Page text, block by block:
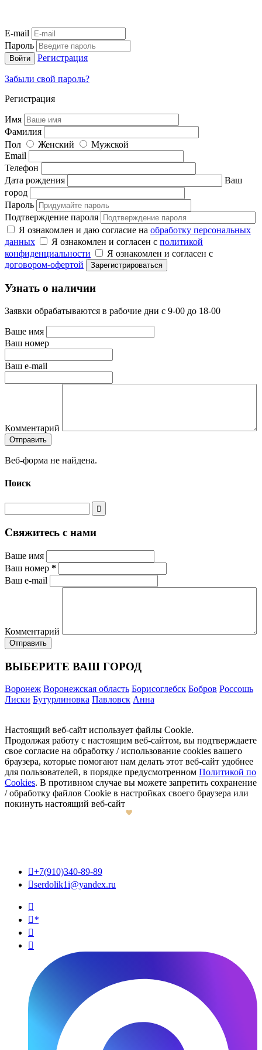
E-mail
Пароль
Регистрация
Забыли свой пароль?
Регистрация
Имя
Фамилия
Пол
Женский
Мужской
Email
Телефон
Дата рождения
Ваш
город
Пароль
Подтверждение пароля
Я ознакомлен и даю согласие на обработку персональных
данных
Я ознакомлен и согласен с политикой
конфиденциальности
Я ознакомлен и согласен с
договором-офертой
Узнать о наличии
Заявки обрабатываются в рабочие дни с 9-00 до 18-00
Ваше имя
Ваш номер
Ваш e-mail
Комментарий
Веб-форма не найдена.
Поиск
Свяжитесь с нами
Ваше имя
Ваш номер *
Ваш e-mail
Комментарий
ВЫБЕРИТЕ ВАШ ГОРОД
Воронеж Воронежская область Борисоглебск Бобров Россошь
Лиски Бутурлиновка Павловск Анна
Настоящий веб-сайт использует файлы Cookie.
Продолжая работу с настоящим веб-сайтом, вы подтверждаете
свое согласие на обработку / использование cookies вашего
браузера, которые помогают нам делать этот веб-сайт удобнее
для пользователей, в порядке предусмотренном Политикой по
Cookies. В противном случае вы можете запретить сохранение
/ обработку файлов Cookie в настройках своего браузера или
покинуть настоящий веб-сайт
+7(910)340-89-89
serdolik1i@yandex.ru

*

